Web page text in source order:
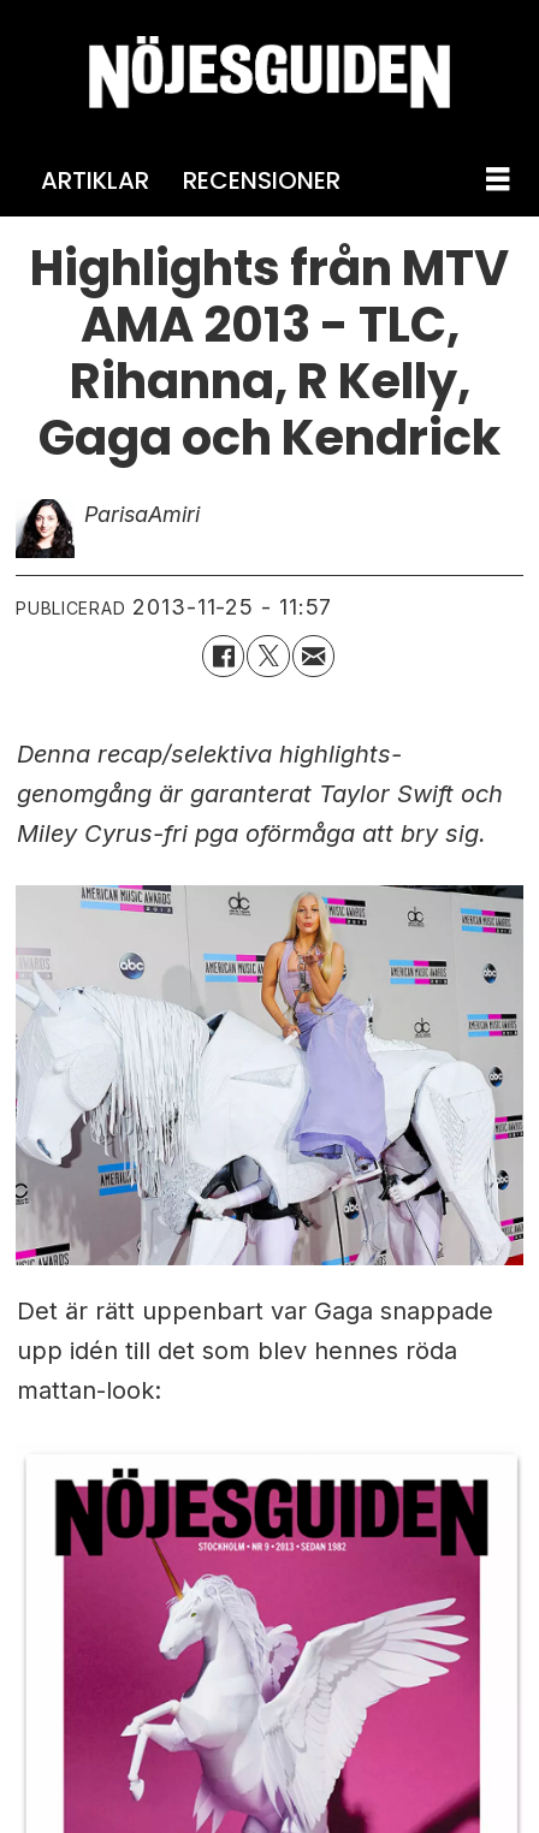
ARTIKLAR RECENSIONER
Highlights från MTV
AMA 2013 - TLC,
Rihanna, R Kelly,
Gaga och Kendrick
ParisaAmiri
PUBLICERAD 2013-11-25 - 11:57
Denna recap/selektiva highlights-
genomgång är garanterat Taylor Swift och
Miley Cyrus-fri pga oförmåga att bry sig.
Det är rätt uppenbart var Gaga snappade
upp idén till det som blev hennes röda
mattan-look: